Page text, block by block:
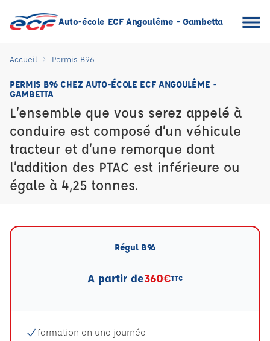
Auto-école ECF Angoulême - Gambetta
Accueil Permis B96
PERMIS B96 CHEZ AUTO-ÉCOLE ECF ANGOULÊME -
GAMBETTA
L’ensemble que vous serez appelé à
conduire est composé d’un véhicule
tracteur et d’une remorque dont
l’addition des PTAC est inférieure ou
égale à 4,25 tonnes.
Régul B96
A partir de360€TTC
formation en une journée